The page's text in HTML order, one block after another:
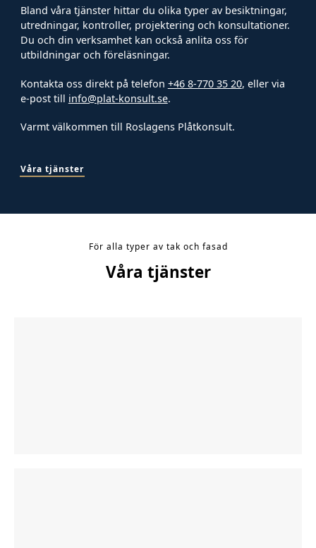
Bland våra tjänster hittar du olika typer av besiktningar,
utredningar, kontroller, projektering och konsultationer.
Du och din verksamhet kan också anlita oss för
utbildningar och föreläsningar.
Kontakta oss direkt på telefon +46 8-770 35 20, eller via
e-post till info@plat-konsult.se.
Varmt välkommen till Roslagens Plåtkonsult.
Våra tjänster
För alla typer av tak och fasad
Våra tjänster